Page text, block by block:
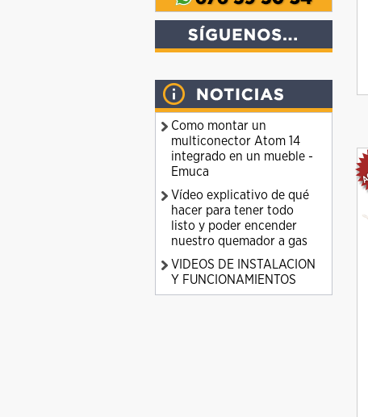
Como montar un
multiconector Atom 14
integrado en un mueble -
Emuca
Vídeo explicativo de qué
hacer para tener todo
listo y poder encender
nuestro quemador a gas
VIDEOS DE INSTALACION
Y FUNCIONAMIENTOS